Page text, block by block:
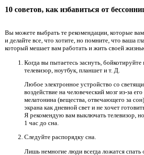
10 советов, как избавиться от
Вы можете выбрать те рекомендации, которые
и делайте все, что хотите, но помните, что ваша
который мешает вам работать и жить своей
Когда вы пытаетесь заснуть,
телевизор, ноутбук, планшет и т. Д.
Любое электронное устройство со
воздействие на человеческий мозг из-за
мелатонина (вещества, отвечающего за
экрана как дневной свет и не хочет
Я рекомендую вам выключать телевизор,
1 час до сна.
Следуйте распорядку сна.
Лишь немногие люди всегда ложатся